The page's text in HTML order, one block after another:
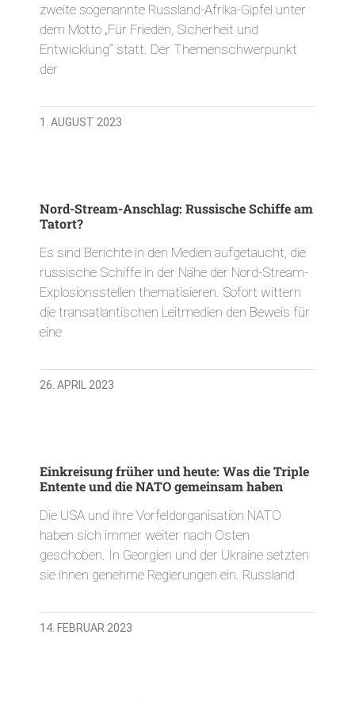
zweite sogenannte Russland-Afrika-Gipfel unter
dem Motto „Für Frieden, Sicherheit und
Entwicklung“ statt. Der Themenschwerpunkt
der
1. AUGUST 2023
Nord-Stream-Anschlag: Russische Schiffe am
Tatort?
Es sind Berichte in den Medien aufgetaucht, die
russische Schiffe in der Nähe der Nord-Stream-
Explosionsstellen thematisieren. Sofort wittern
die transatlantischen Leitmedien den Beweis für
eine
26. APRIL 2023
Einkreisung früher und heute: Was die Triple
Entente und die NATO gemeinsam haben
Die USA und ihre Vorfeldorganisation NATO
haben sich immer weiter nach Osten
geschoben. In Georgien und der Ukraine setzten
sie ihnen genehme Regierungen ein. Russland
14. FEBRUAR 2023